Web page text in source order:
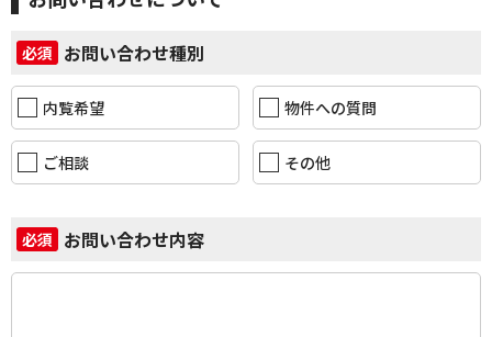
必須 お問い合わせ種別
内覧希望 物件への質問
ご相談 その他
必須 お問い合わせ内容